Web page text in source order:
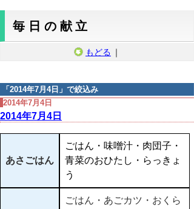
毎日の献立
もどる ｜
「 2014年7月4日 」で絞込み
2014年7月4日
2014年7月4日
あさごはん
ごはん・味噌汁・肉団子・
青菜のおひたし・らっきょ
う
ごはん・あごカツ・おくら